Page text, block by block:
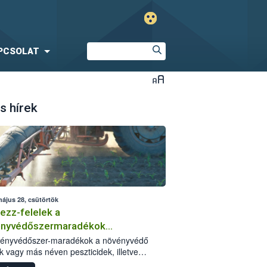
hírek
28, csütörtök
felelek a
kockázatáról
maradékok a növényvédő
vagy más néven peszticidek, illetve
kis mennyiségei, melyek a